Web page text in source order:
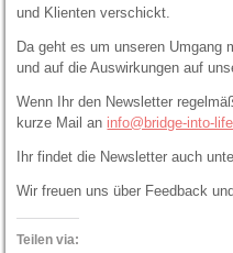
und Klienten verschickt.
Da geht es um unseren Umgang
und auf die Auswirkungen auf
Wenn Ihr den Newsletter
kurze Mail an info@bridge-into-
Ihr findet die Newsletter auch
Wir freuen uns über Feedback
Teilen via: